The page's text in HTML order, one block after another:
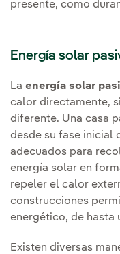
presente, como
Energía solar
La energía solar
calor directamente,
diferente. Una casa
desde su fase inicial
adecuados para
energía solar en
repeler el calor
construcciones
energético, de hasta
Existen diversas